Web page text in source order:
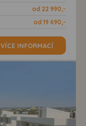
od 22 990,-
od 19 690,-
VÍCE INFORMACÍ